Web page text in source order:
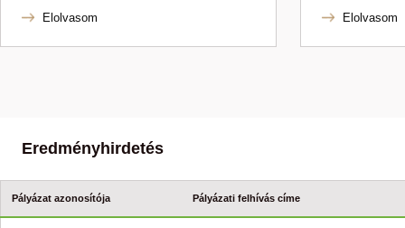
Elolvasom Elolvasom
Eredményhirdetés
Pályázat azonosítója Pályázati felhívás címe